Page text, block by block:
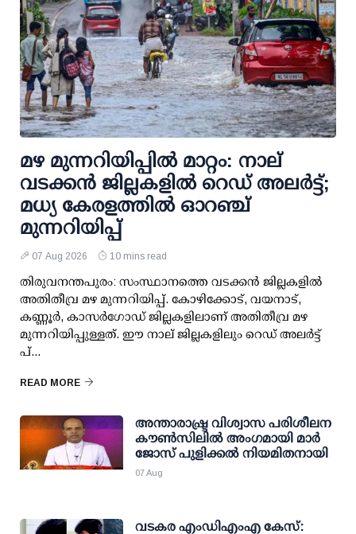
മഴ മുന്നറിയിപ്പില്‍ മാറ്റം: നാല്
വടക്കന്‍ ജില്ലകളില്‍ റെഡ് അലര്‍ട്ട്;
മധ്യ കേരളത്തില്‍ ഓറഞ്ച്
മുന്നറിയിപ്പ്
07 Aug 2026 10 mins read
തിരുവനന്തപുരം: സംസ്ഥാനത്തെ വടക്കന്‍ ജില്ലകളില്‍
അതിതീവ്ര മഴ മുന്നറിയിപ്പ്. കോഴിക്കോട്, വയനാട്,
കണ്ണൂര്‍, കാസര്‍ഗോഡ് ജില്ലകളിലാണ് അതിതീവ്ര മഴ
മുന്നറിയിപ്പുള്ളത്. ഈ നാല് ജില്ലകളിലും റെഡ് അലര്‍ട്ട്
പ്...
READ MORE
അന്താരാഷ്ട്ര വിശ്വാസ പരിശീലന
കൗണ്‍സിലില്‍ അംഗമായി മാര്‍
ജോസ് പുളിക്കല്‍ നിയമിതനായി
07 Aug
വടകര എംഡിഎംഎ കേസ്: